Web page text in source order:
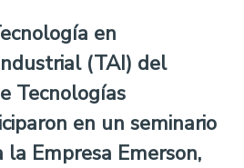
en
(TAI) del
Tecnologías
en un seminario
Empresa Emerson,